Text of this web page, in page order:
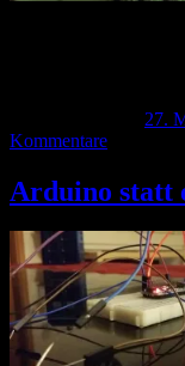
27.
Kommentare
Arduino statt